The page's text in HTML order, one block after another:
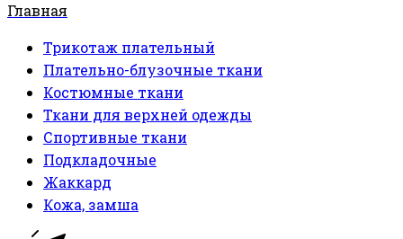
Главная
Трикотаж плательный
Плательно-блузочные ткани
Костюмные ткани
Ткани для верхней одежды
Спортивные ткани
Подкладочные
Жаккард
Кожа, замша